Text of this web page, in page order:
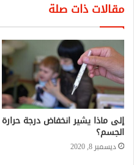
مقالات ذات صلة
إلى ماذا يشير انخفاض درجة حرارة
الجسم؟
ديسمبر 8, 2020